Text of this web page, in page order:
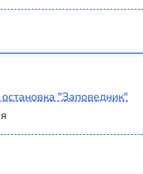
"Заповедник"